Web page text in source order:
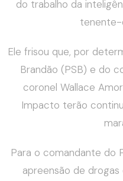
do trabalho da
tenente-
Ele frisou que, por
Brandão (PSB) e do
coronel Wallace
Impacto terão
Para o comandante do
apreensão de